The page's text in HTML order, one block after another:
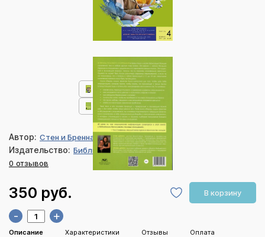
Автор: Стен и Бренна Джонс
Издательство: Библия для всех
0 отзывов
350 руб. В корзину
- +
Описание Характеристики Отзывы Оплата